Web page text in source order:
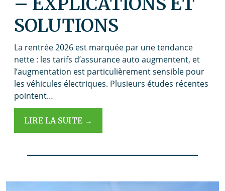
SOLUTIONS
La rentrée 2026 est marquée par une tendance
nette : les tarifs d’assurance auto augmentent, et
l’augmentation est particulièrement sensible pour
les véhicules électriques. Plusieurs études récentes
pointent…
LIRE LA SUITE →